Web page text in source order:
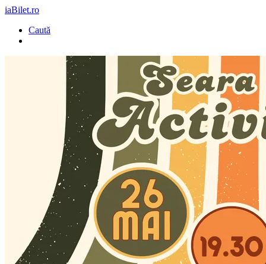
iaBilet.ro
Caută